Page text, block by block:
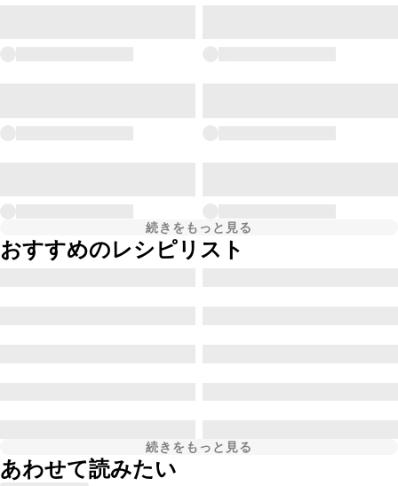
続きをもっと見る
おすすめのレシピリスト
続きをもっと見る
あわせて読みたい